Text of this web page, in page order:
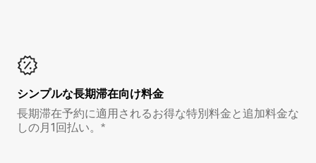
シンプルな長期滞在向け料金
長期滞在予約に適用されるお得な特別料金と追加料金な
しの月1回払い。*